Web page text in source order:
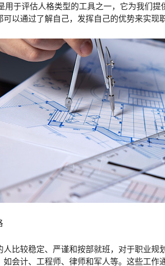
用于评估人格类型的工具之一，它为我们
以通过了解自己，发挥自己的优势来实现
人比较稳定、严谨和按部就班，对于职业
如会计、工程师、律师和军人等。这些工作